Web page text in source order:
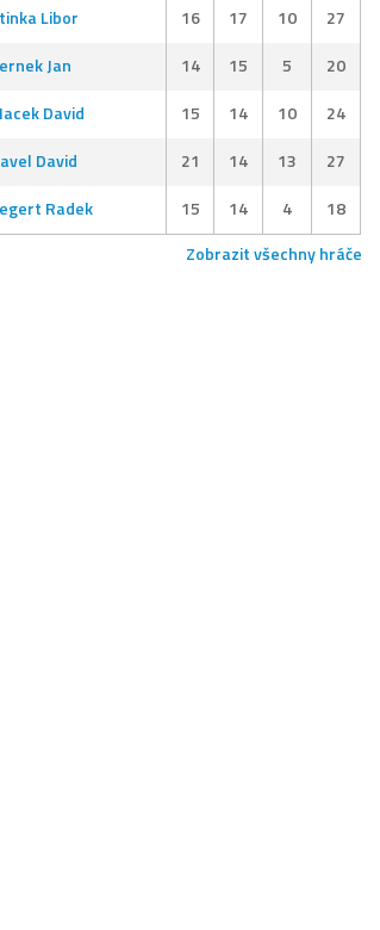
Libor 16 17 10
27
Jan 14 15 5
20
David 15 14 10
24
David 21 14 13
27
Radek 15 14 4
18
Zobrazit všechny hráče